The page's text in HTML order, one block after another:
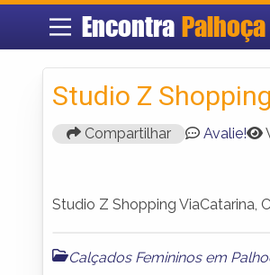
Encontra Palhoça
Studio Z
Compartilhar Avalie!
Studio Z Shopping ViaCatarina,
Calçados Femininos em